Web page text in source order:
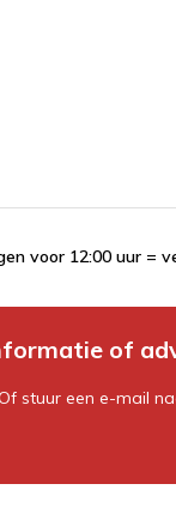
voor 12:00 uur =
of
stuur een e-mail